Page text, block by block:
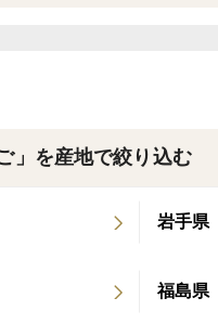
もあるのでとても美味し
れたりんごを是非お召し
」を産地で絞り込む
岩手県
福島県